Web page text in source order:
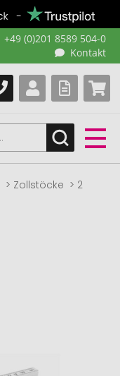
+49 (0)201 8589 504-0
Kontakt
Zollstöcke
2